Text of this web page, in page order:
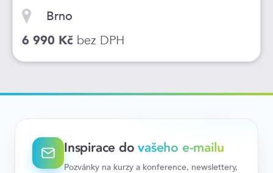
Brno
6 990 Kč bez DPH
Inspirace dovašeho e-mailu
Pozvánky na kurzy a konference, newslettery,